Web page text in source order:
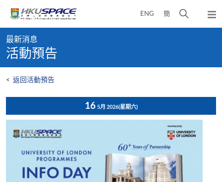
content
ENG 簡
開
彈
出
content
start
最新消息
活動預告
< 返回活動預告
16 5月 2026(星期六)